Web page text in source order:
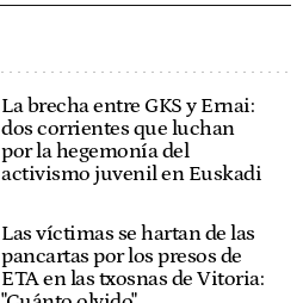
La brecha entre GKS y Ernai:
dos corrientes que luchan
por la hegemonía del
activismo juvenil en Euskadi
Las víctimas se hartan de las
pancartas por los presos de
ETA en las txosnas de Vitoria: